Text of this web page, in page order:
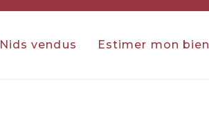
Nids vendus Estimer mon bien